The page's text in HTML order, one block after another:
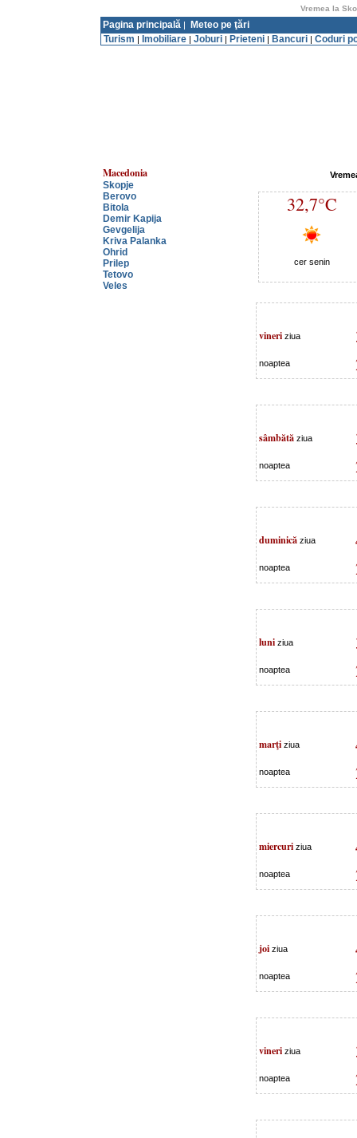
Vremea la
Pagina principală |
Meteo pe ţări
Turism | Imobiliare | Joburi | Prieteni | Bancuri | Coduri
Macedonia
Skopje
Berovo
Bitola
Demir Kapija
Gevgelija
Kriva Palanka
Ohrid
Prilep
Tetovo
Veles
32,7°C
cer senin
vineri ziua
noaptea
sâmbătă ziua
noaptea
duminică ziua
noaptea
luni ziua
noaptea
marţi ziua
noaptea
miercuri ziua
noaptea
joi ziua
noaptea
vineri ziua
noaptea